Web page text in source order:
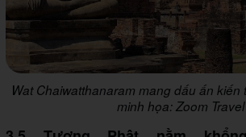
Wat Chaiwatthanaram mang dấu ấn kiến
minh họa: Zoom Travel